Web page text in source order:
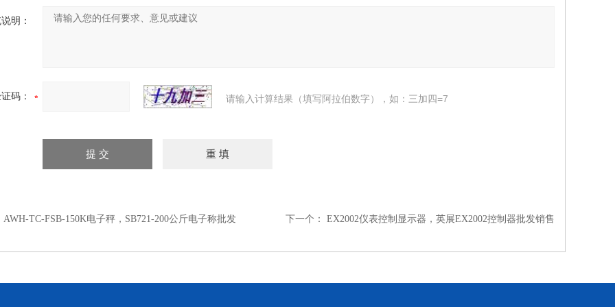
明：
码： 请输入计算结果（填写阿拉伯数字），如：三加四=7
AWH-TC-FSB-150K电子秤，SB721-200公斤电子称批发 下一个： EX2002仪表控制显示器，英展EX2002控制器批发销售